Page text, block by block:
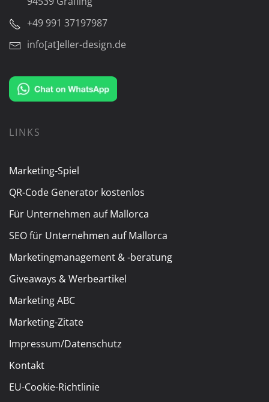
+49 991 37197987
info[at]eller-design.de
LINKS
Marketing-Spiel
QR-Code Generator kostenlos
Für Unternehmen auf Mallorca
SEO für Unternehmen auf Mallorca
Marketingmanagement & -beratung
Giveaways & Werbeartikel
Marketing ABC
Marketing-Zitate
Impressum/Datenschutz
Kontakt
EU-Cookie-Richtlinie